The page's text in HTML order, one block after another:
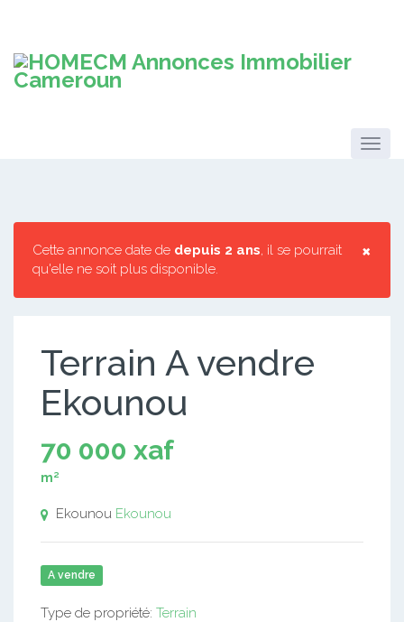
×
Cette annonce date de depuis 2 ans, il se pourrait
qu'elle ne soit plus disponible.
Terrain A vendre
Ekounou
70 000 xaf
m²
Ekounou Ekounou
A vendre
Type de propriété: Terrain